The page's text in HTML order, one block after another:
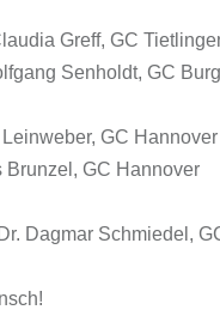
Greff, GC
GC
GC Hannover
GC Hannover
Dagmar Schmiedel,